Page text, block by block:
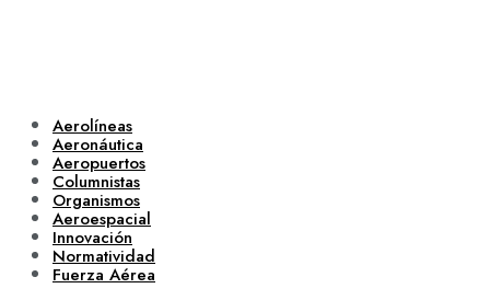
Aerolíneas
Aeronáutica
Aeropuertos
Columnistas
Organismos
Aeroespacial
Innovación
Normatividad
Fuerza Aérea